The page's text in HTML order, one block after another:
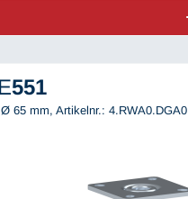
551
65 mm, Artikelnr.: 4.RWA0.DGA0